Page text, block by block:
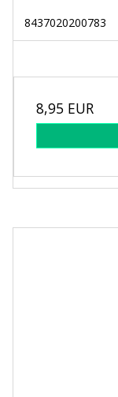
8437020200783
8,95 EUR